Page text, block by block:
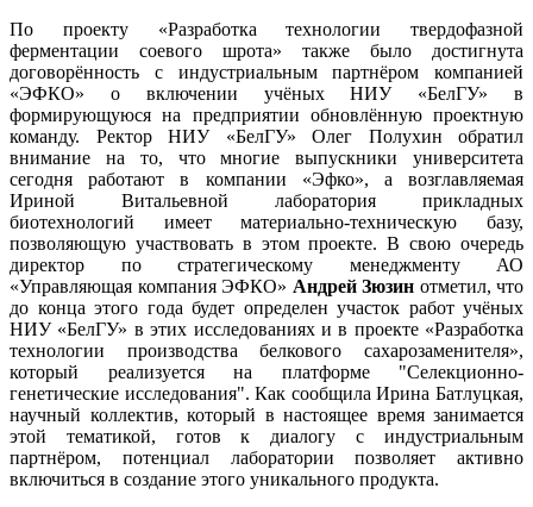
По проекту «Разработка технологии твердофазной
ферментации соевого шрота» также было достигнута
договорённость с индустриальным партнёром компанией
«ЭФКО» о включении учёных НИУ «БелГУ» в
формирующуюся на предприятии обновлённую проектную
команду. Ректор НИУ «БелГУ» Олег Полухин обратил
внимание на то, что многие выпускники университета
сегодня работают в компании «Эфко», а возглавляемая
Ириной Витальевной лаборатория прикладных
биотехнологий имеет материально-техническую базу,
позволяющую участвовать в этом проекте. В свою очередь
директор по стратегическому менеджменту АО
«Управляющая компания ЭФКО» Андрей Зюзин отметил, что
до конца этого года будет определен участок работ учёных
НИУ «БелГУ» в этих исследованиях и в проекте «Разработка
технологии производства белкового сахарозаменителя»,
который реализуется на платформе "Селекционно-
генетические исследования". Как сообщила Ирина Батлуцкая,
научный коллектив, который в настоящее время занимается
этой тематикой, готов к диалогу с индустриальным
партнёром, потенциал лаборатории позволяет активно
включиться в создание этого уникального продукта.